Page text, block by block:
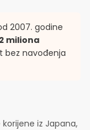
2007. godine
miliona
bez navođenja
iz Japana,